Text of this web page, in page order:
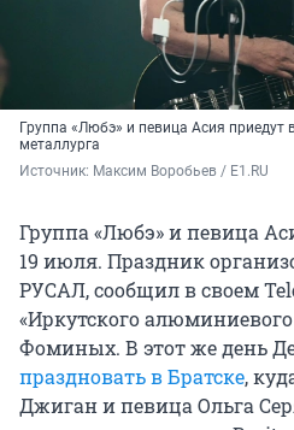
Группа «Любэ» и певица Асия приедут
металлурга
Источник: Максим Воробьев / E1.RU
Группа «Любэ» и певица
19 июля. Праздник
РУСАЛ, сообщил в своем
«Иркутского
Фоминых. В этот же день
праздновать в Братске,
Джиган и певица Ольга